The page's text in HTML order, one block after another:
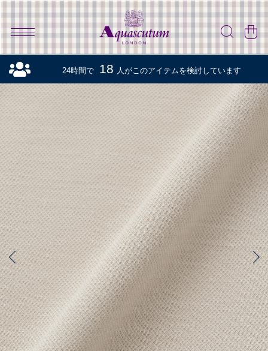
24時間で 18 人がこのアイテムを検討しています